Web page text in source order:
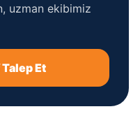
uzman ekibimiz
Et